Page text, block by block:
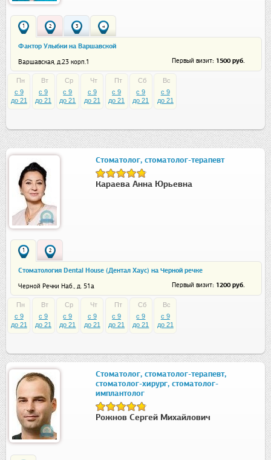
1 2 3 4
Фактор Улыбки на Варшавской
Варшавская, д.23 корп.1 Первый визит: 1500 руб.
Пн
c 9
до 21
Вт
c 9
до 21
Ср
c 9
до 21
Чт
c 9
до 21
Пт
c 9
до 21
Сб
c 9
до 21
Вс
c 9
до 21
Стоматолог, стоматолог-терапевт
Караева Анна Юрьевна
1 2
Стоматология Dental House (Дентал Хаус) на Черной речке
Черной Речки Наб., д. 51а Первый визит: 1200 руб.
Пн
c 9
до 21
Вт
c 9
до 21
Ср
c 9
до 21
Чт
c 9
до 21
Пт
c 9
до 21
Сб
c 9
до 21
Вс
c 9
до 21
Стоматолог, стоматолог-терапевт,
стоматолог-хирург, стоматолог-
имплантолог
Рожнов Сергей Михайлович